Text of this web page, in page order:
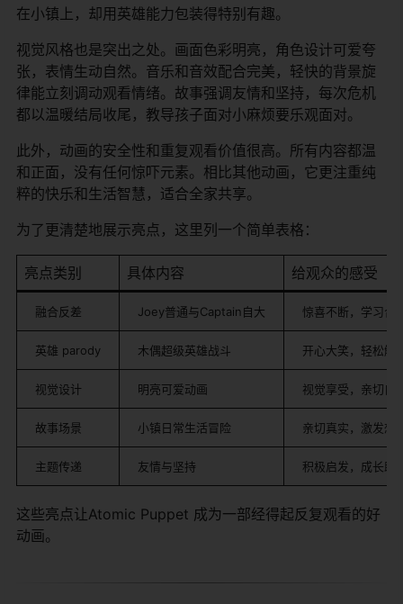
在小镇上，却用英雄能力包装得特别有趣。
视觉风格也是突出之处。画面色彩明亮，角色设计可爱夸
张，表情生动自然。音乐和音效配合完美，轻快的背景旋
律能立刻调动观看情绪。故事强调友情和坚持，每次危机
都以温暖结局收尾，教导孩子面对小麻烦要乐观面对。
此外，动画的安全性和重复观看价值很高。所有内容都温
和正面，没有任何惊吓元素。相比其他动画，它更注重纯
粹的快乐和生活智慧，适合全家共享。
为了更清楚地展示亮点，这里列一个简单表格：
亮点类别 具体内容 给观众的感受
融合反差 Joey普通与Captain自大 惊喜不断，学习合
英雄 parody 木偶超级英雄战斗 开心大笑，轻松解
视觉设计 明亮可爱动画 视觉享受，亲切自
故事场景 小镇日常生活冒险 亲切真实，激发想
主题传递 友情与坚持 积极启发，成长助
这些亮点让Atomic Puppet 成为一部经得起反复观看的好
动画。